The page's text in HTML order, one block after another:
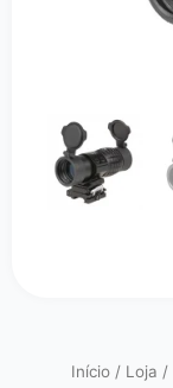
Início / Loja /